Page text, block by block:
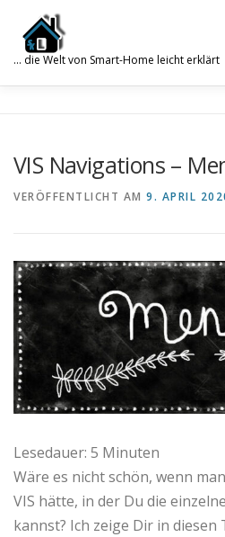
Inhalt
springen
… die Welt von Smart-Home leicht erklärt
ÜBER MICH KONTAKT
VIS Navigations –
VERÖFFENTLICHT AM 9. APRIL
Lesedauer: 5 Minuten
Wäre es nicht schön, wenn
VIS hätte, in der Du die
kannst? Ich zeige Dir in diesen